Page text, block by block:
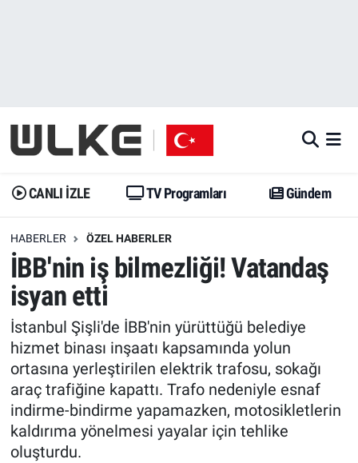
CANLI İZLE TV Programları Gündem
HABERLER ÖZEL HABERLER
İBB'nin iş bilmezliği! Vatandaş
isyan etti
İstanbul Şişli'de İBB'nin yürüttüğü belediye
hizmet binası inşaatı kapsamında yolun
ortasına yerleştirilen elektrik trafosu, sokağı
araç trafiğine kapattı. Trafo nedeniyle esnaf
indirme-bindirme yapamazken, motosikletlerin
kaldırıma yönelmesi yayalar için tehlike
oluşturdu.
Gündem
Dünya
Erişim Bilgileri
Ekonomi
Trend
Özel Haberler
Yazarlar
Gündem
Trend
Erişim Bilgileri
Spor
Ekonomi
Dünya
Medya
İstanbul Namaz Vakitleri
Trafik Durumu
Erişim Bilgileri
Tüm Manşetler
Son Dakika Haberleri
Haber Arşivi